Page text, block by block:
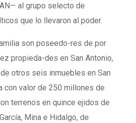
al grupo selecto de
que lo llevaron al poder.
son poseedo-res de por
propieda-des en San Antonio,
otros seis inmuebles en San
con valor de 250 millones de
terrenos en quince ejidos de
Mina e Hidalgo, de